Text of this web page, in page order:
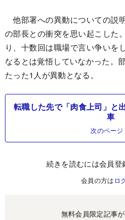
他部署への異動についての説
の部長との衝突を思い起こした
り、十数回は職場で言い争いを
なるとは覚悟していなかった。
たった1人が異動となる。
転職した先で「肉食上司」と
車
次のページ
続きを読むには会員登
会員の方は ロ
無料会員限定記事